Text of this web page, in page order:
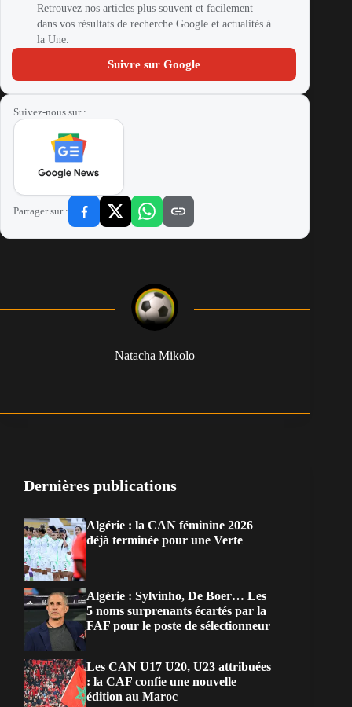
Retrouvez nos articles plus souvent et facilement
dans vos résultats de recherche Google et actualités à
la Une.
Suivre sur Google
Suivez-nous sur :
Partager sur :
Natacha Mikolo
Dernières publications
Algérie : la CAN féminine 2026
déjà terminée pour une Verte
Algérie : Sylvinho, De Boer… Les
5 noms surprenants écartés par la
FAF pour le poste de sélectionneur
Les CAN U17 U20, U23 attribuées
: la CAF confie une nouvelle
édition au Maroc